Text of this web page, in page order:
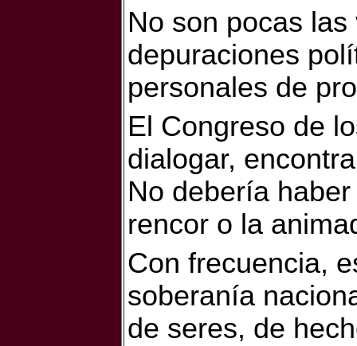
No son pocas
depuraciones
personales de
El Congreso de
dialogar,
No debería
rencor o la
Con frecuencia,
soberanía
de seres, de